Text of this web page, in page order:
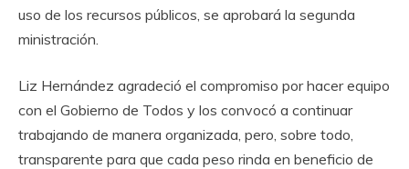
uso de los recursos públicos, se aprobará la segunda
ministración.
Liz Hernández agradeció el compromiso por hacer equipo
con el Gobierno de Todos y los convocó a continuar
trabajando de manera organizada, pero, sobre todo,
transparente para que cada peso rinda en beneficio de